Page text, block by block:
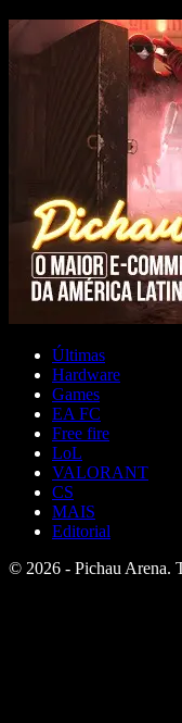
Últimas
Hardware
Games
EA FC
Free fire
LoL
VALORANT
CS
MAIS
Editorial
© 2026 - Pichau Arena.